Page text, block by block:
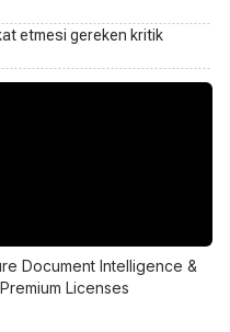
etmesi gereken kritik
Document Intelligence &
Licenses